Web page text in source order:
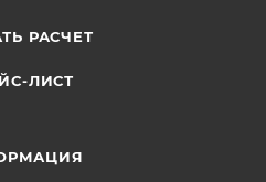
РАСЧЕТ
ЛИСТ